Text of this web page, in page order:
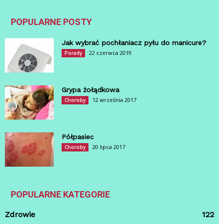
POPULARNE POSTY
Jak wybrać pochłaniacz pyłu do manicure?
Porady 22 czerwca 2019
Grypa żołądkowa
Choroby 12 września 2017
Półpasiec
Choroby 20 lipca 2017
POPULARNE KATEGORIE
Zdrowie
122